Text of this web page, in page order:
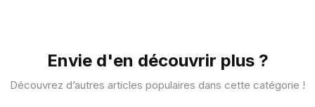
Envie d'en découvrir plus ?
Découvrez d’autres articles populaires dans cette catégorie !